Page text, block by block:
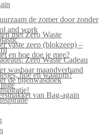
de zomer door zonder
and work
met Zero Waste
vaste zeep (blokzeep) –
en hoe doe je mee?
Zero Waste Cadeau
wasbaar maandverband
hoe en waarom?
de bijenwasdoek
van Bag-again